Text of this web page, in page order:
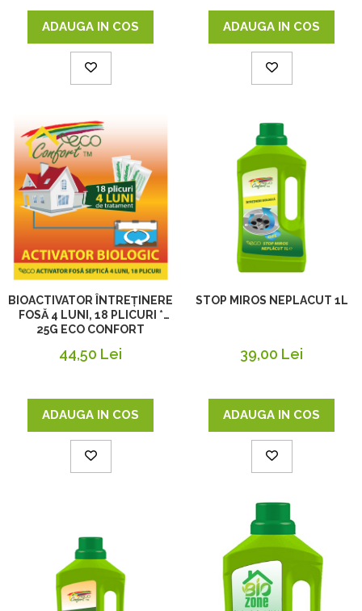
ADAUGA IN COS ADAUGA IN COS
BIOACTIVATOR ÎNTREȚINERE
FOSĂ 4 LUNI, 18 PLICURI *
25G ECO CONFORT
44,50 Lei
ADAUGA IN COS
STOP MIROS NEPLACUT 1L
39,00 Lei
ADAUGA IN COS